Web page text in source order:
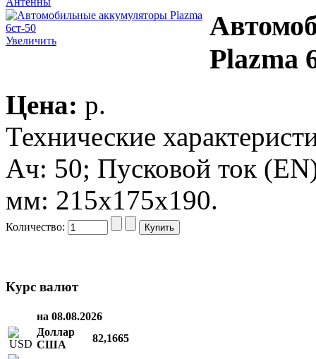
Увеличить
Plazma
Цена: p.
Технические
Ач: 50; Пусковой ток
мм: 215х175х190.
Количество:
Курс валют
на 08.08.2026
Доллар
США
82,1665